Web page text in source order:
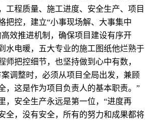
工程质量、施工进度、安全生产、项目
把控，建立“小事现场解、大事集中
效推进机制，确保项目建设有序开
水电暖，五大专业的施工图纸他烂熟于
师把控细节，也坚持做到心中有数，
调整时，必须从项目全局出发，兼顾
，这是作为项目负责人的基本职责。”
，安全生产永远是第一位，“进度再
全，没有安全，所有的努力和成果都将